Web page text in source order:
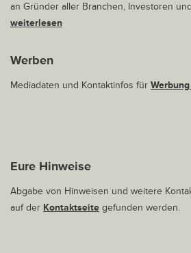
an Gründer aller Branchen, Investoren
weiterlesen
Werben
Mediadaten und Kontaktinfos für
Eure Hinweise
Abgabe von Hinweisen und weitere
auf der Kontaktseite gefunden werden.